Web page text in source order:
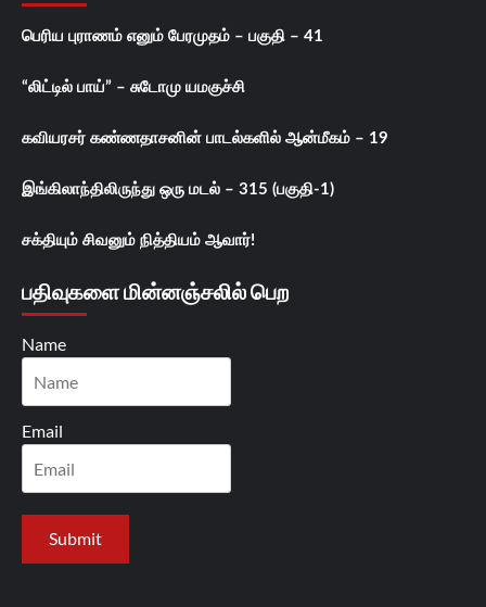
பெரிய புராணம் எனும் பேரமுதம் – பகுதி – 41
“லிட்டில் பாய்” – சுடோமு யமகுச்சி
கவியரசர் கண்ணதாசனின் பாடல்களில் ஆன்மீகம் – 19
இங்கிலாந்திலிருந்து ஒரு மடல் – 315 (பகுதி-1)
சக்தியும் சிவனும் நித்தியம் ஆவார்!
பதிவுகளை மின்னஞ்சலில் பெற
Name
Email